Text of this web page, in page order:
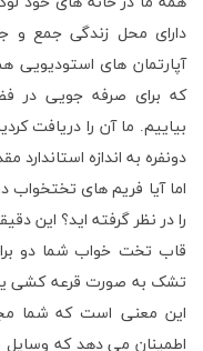
دارای محل زندگی جمع و
آپارتمان های
که برای صرفه جویی در
بیاییم. ما آن را دریافت
دونفره به اندازه استاندارد
اما آیا فریم های تختخواب
را در نظر گرفته اید؟ این
قاب تخت خواب شما دو
تشک به صورت قرعه کشی
این معنی است که شما
اطمینان می دهد که